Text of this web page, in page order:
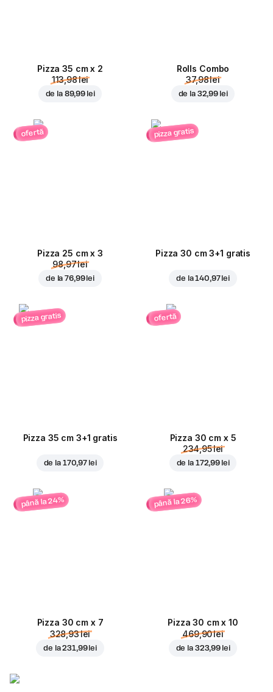
Pizza 35 cm x 2
113,98 lei
de la 89,99 lei
Rolls Combo
37,98 lei
de la 32,99 lei
ofertă
Pizza 25 cm x 3
98,97 lei
de la76,99 lei
pizza gratis
Pizza 30 cm 3+1 gratis
de la140,97 lei
pizza gratis
Pizza 35 cm 3+1 gratis
de la 170,97 lei
ofertă
Pizza 30 cm x 5
234,95 lei
de la 172,99 lei
până la 24%
Pizza 30 cm x 7
328,93 lei
de la231,99 lei
până la 26%
Pizza 30 cm x 10
469,90 lei
de la 323,99 lei